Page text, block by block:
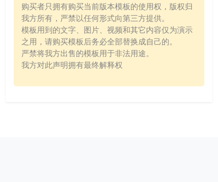
购买者只拥有购买当前版本模板的使用权，版权归
我方所有，严禁以任何形式向第三方提供。
模板用到的文字、图片、视频和其它内容仅为演示
之用，请购买模板后务必全部替换成自己的。
严禁将我方出售的模板用于非法用途。
我方对此声明拥有最终解释权